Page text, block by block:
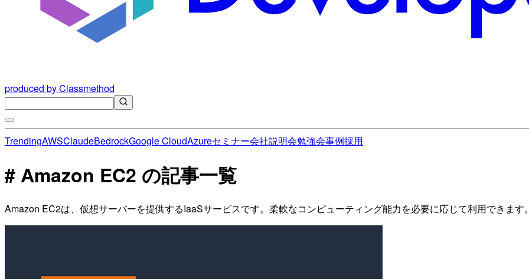
produced by Classmethod
TrendingAWSClaudeBedrockGoogle CloudAzureセミナー会社説明会勉強会事例採用
# Amazon EC2 の記事一覧
Amazon EC2は、仮想サーバーを提供するIaaSサービスです。柔軟なコンピューティング能力を必要に応じて利用できます。